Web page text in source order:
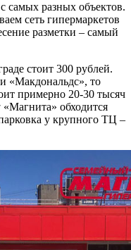
самых разных объектов.
сеть гипермаркетов
разметки – самый
стоит 300 рублей.
«Макдональдс», то
примерно 20-30 тысяч
«Магнита» обходится
у крупного ТЦ –